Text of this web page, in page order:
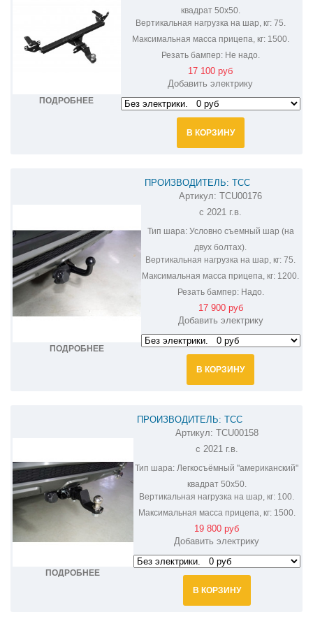
ПОДРОБНЕЕ
квадрат 50х50.
Вертикальная нагрузка на шар, кг:75.
Максимальная масса прицепа, кг:1500.
Резать бампер:Не надо.
17 100 руб
Добавить электрику
В КОРЗИНУ
ПОДРОБНЕЕ
ПРОИЗВОДИТЕЛЬ: ТСС
ФАРКОП НА CHERY TIGGO 8 PRO
TCU00176
Артикул: TCU00176
с 2021 г.в.
Тип шара:Условно съемный шар (на
двух болтах).
Вертикальная нагрузка на шар, кг: 75.
Максимальная масса прицепа, кг: 1200.
Резать бампер:Надо.
17 900 руб
Добавить электрику
В КОРЗИНУ
ПОДРОБНЕЕ
ПРОИЗВОДИТЕЛЬ: ТСС
ФАРКОП НА CHERY TIGGO 8 PRO
TCU00158
Артикул: TCU00158
с 2021 г.в.
Тип шара: Легкосъёмный "американский"
квадрат 50х50.
Вертикальная нагрузка на шар, кг: 100.
Максимальная масса прицепа, кг:1500.
19 800 руб
Добавить электрику
В КОРЗИНУ